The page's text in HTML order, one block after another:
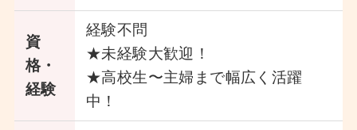
資
格・
経験
経験不問
★未経験大歓迎！
★高校生〜主婦まで幅広く活躍
中！